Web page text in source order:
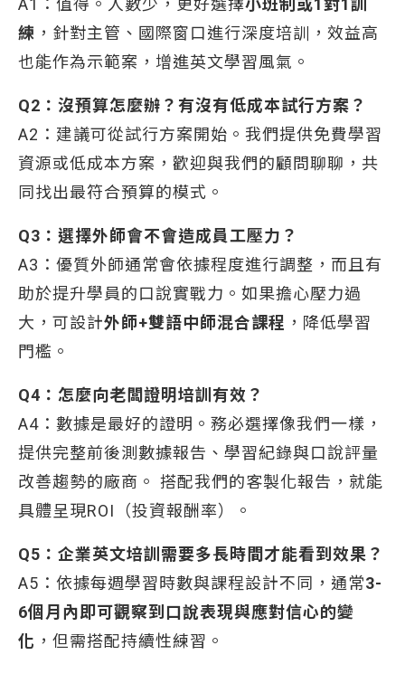
A1：值得。人數少，更好選擇小班制或1對1訓
練 ，針對主管、國際窗口進行深度培訓，效益高
也能作為示範案，增進英文學習風氣。
Q2：沒預算怎麼辦？有沒有低成本試行方案？
A2：建議可從試行方案開始。我們提供免費學習
資源或低成本方案，歡迎與我們的顧問聊聊，共
同找出最符合預算的模式。
Q3：選擇外師會不會造成員工壓力？
A3：優質外師通常會依據程度進行調整，而且有
助於提升學員的口說實戰力。如果擔心壓力過
大，可設計外師+雙語中師混合課程 ，降低學習
門檻。
Q4：怎麼向老闆證明培訓有效？
A4：數據是最好的證明。務必選擇像我們一樣，
提供完整前後測數據報告、學習紀錄與口說評量
改善趨勢的廠商。 搭配我們的客製化報告，就能
具體呈現ROI（投資報酬率）。
Q5：企業英文培訓需要多長時間才能看到效果？
A5：依據每週學習時數與課程設計不同，通常3-
6個月內即可觀察到口說表現與應對信心的變
化 ，但需搭配持續性練習。